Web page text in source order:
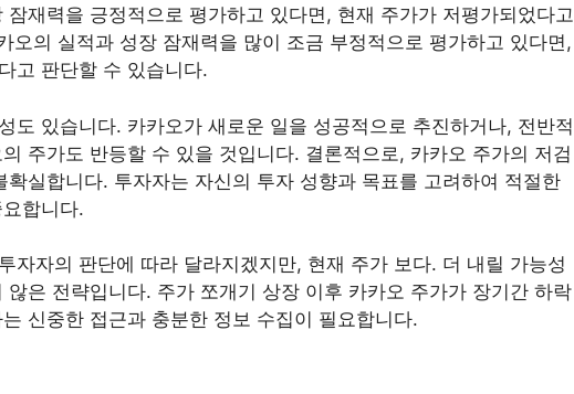
재력을 긍정적으로 평가하고 있다면, 현재 주가가 저평가되었다고
오의 실적과 성장 잠재력을 많이 조금 부정적으로 평가하고 있다면,
고 판단할 수 있습니다.
도 있습니다. 카카오가 새로운 일을 성공적으로 추진하거나, 전반적
주가도 반등할 수 있을 것입니다. 결론적으로, 카카오 주가의 저검
확실합니다. 투자자는 자신의 투자 성향과 목표를 고려하여 적절한
합니다.
자자의 판단에 따라 달라지겠지만, 현재 주가 보다. 더 내릴 가능성
은 전략입니다. 주가 쪼개기 상장 이후 카카오 주가가 장기간 하락
신중한 접근과 충분한 정보 수집이 필요합니다.